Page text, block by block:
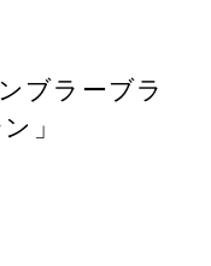
ブラーブラ
」